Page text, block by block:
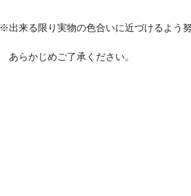
※出来る限り実物の色合いに近づけるよう
あらかじめご了承ください。